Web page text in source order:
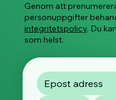
Genom att
personuppgifter
integritetspolicy. Du
som helst.